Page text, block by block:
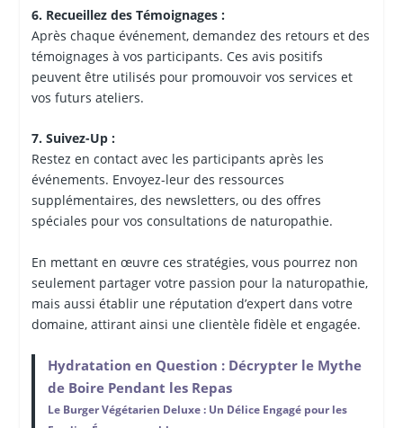
6. Recueillez des Témoignages :
Après chaque événement, demandez des retours et des
témoignages à vos participants. Ces avis positifs
peuvent être utilisés pour promouvoir vos services et
vos futurs ateliers.
7. Suivez-Up :
Restez en contact avec les participants après les
événements. Envoyez-leur des ressources
supplémentaires, des newsletters, ou des offres
spéciales pour vos consultations de naturopathie.
En mettant en œuvre ces stratégies, vous pourrez non
seulement partager votre passion pour la naturopathie,
mais aussi établir une réputation d’expert dans votre
domaine, attirant ainsi une clientèle fidèle et engagée.
Hydratation en Question : Décrypter le Mythe
de Boire Pendant les Repas
Le Burger Végétarien Deluxe : Un Délice Engagé pour les